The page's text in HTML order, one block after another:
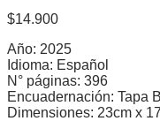
$14.900
Año: 2025
Idioma: Español
N° páginas: 396
Encuadernación: Tapa
Dimensiones: 23cm x